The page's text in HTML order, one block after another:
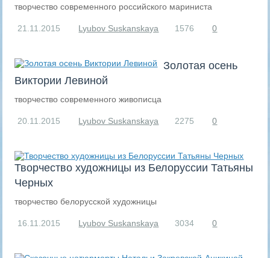
творчество современного российского мариниста
21.11.2015 Lyubov Suskanskaya 1576 0
Золотая осень
Виктории Левиной
творчество современного живописца
20.11.2015 Lyubov Suskanskaya 2275 0
Творчество художницы из Белоруссии Татьяны
Черных
творчество белорусской художницы
16.11.2015 Lyubov Suskanskaya 3034 0